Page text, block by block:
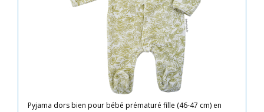
Pyjama dors bien pour bébé prématuré fille (46-47 cm) en